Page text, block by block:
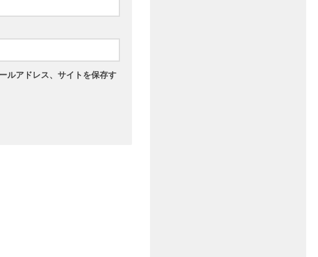
ルアドレス、サイトを保存す